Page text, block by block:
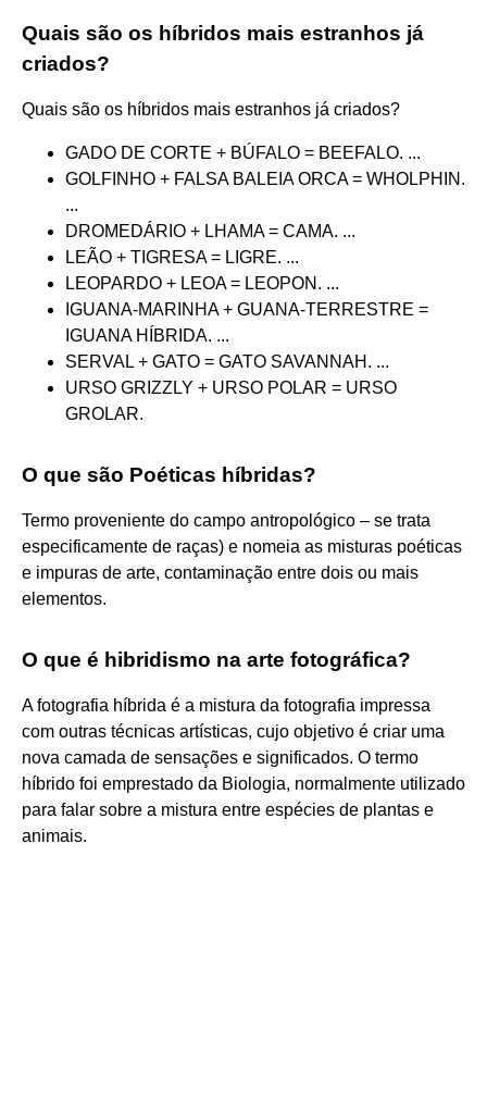
Quais são os híbridos mais estranhos já
criados?
Quais são os híbridos mais estranhos já criados?
GADO DE CORTE + BÚFALO = BEEFALO. ...
GOLFINHO + FALSA BALEIA ORCA = WHOLPHIN.
...
DROMEDÁRIO + LHAMA = CAMA. ...
LEÃO + TIGRESA = LIGRE. ...
LEOPARDO + LEOA = LEOPON. ...
IGUANA-MARINHA + GUANA-TERRESTRE =
IGUANA HÍBRIDA. ...
SERVAL + GATO = GATO SAVANNAH. ...
URSO GRIZZLY + URSO POLAR = URSO
GROLAR.
O que são Poéticas híbridas?
Termo proveniente do campo antropológico – se trata
especificamente de raças) e nomeia as misturas poéticas
e impuras de arte, contaminação entre dois ou mais
elementos.
O que é hibridismo na arte fotográfica?
A fotografia híbrida é a mistura da fotografia impressa
com outras técnicas artísticas, cujo objetivo é criar uma
nova camada de sensações e significados. O termo
híbrido foi emprestado da Biologia, normalmente utilizado
para falar sobre a mistura entre espécies de plantas e
animais.